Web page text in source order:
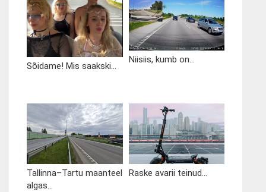
Sõidame! Mis saakski...
Niisiis, kumb on...
Tallinna–Tartu maanteel
algas...
Raske avarii teinud...